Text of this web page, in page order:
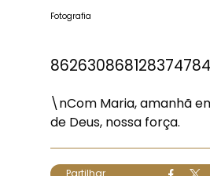
Fotografia
862630868128374784
\nCom Maria, amanhã
de Deus, nossa força.
Partilhar